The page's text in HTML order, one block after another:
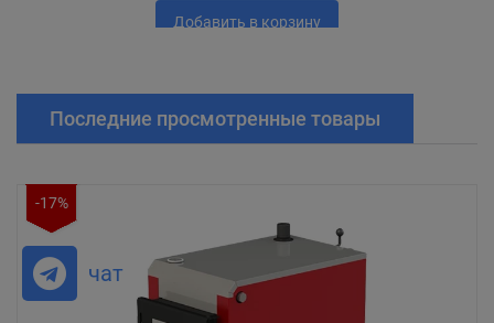
чат
Добавить в корзину
Последние просмотренные товары
-17%